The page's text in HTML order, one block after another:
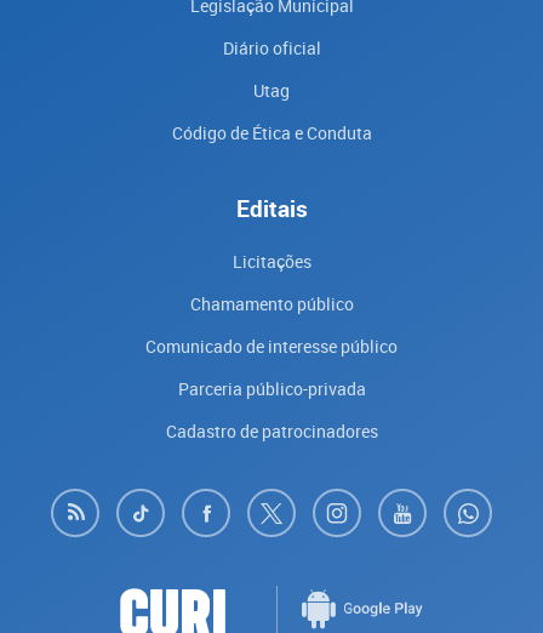
Legislação Municipal
Diário oficial
Utag
Código de Ética e Conduta
Editais
Licitações
Chamamento público
Comunicado de interesse público
Parceria público-privada
Cadastro de patrocinadores